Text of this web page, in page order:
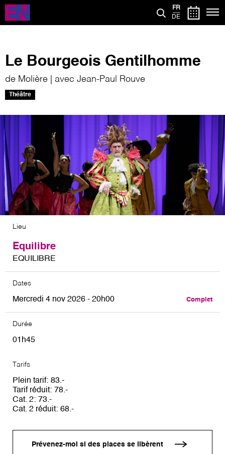
Aller
contenu
FR
DE
Le Bourgeois Gentilhomme
de Molière | avec Jean-Paul Rouve
Théâtre
Lieu
Equilibre
EQUILIBRE
Dates
Mercredi 4 nov 2026 - 20h00 Complet
Durée
01h45
Tarifs
Plein tarif 83
Tarif réduit
78
Cat. 2
73
Cat. 2 réduit 68
Prévenez-moi si des places se libèrent